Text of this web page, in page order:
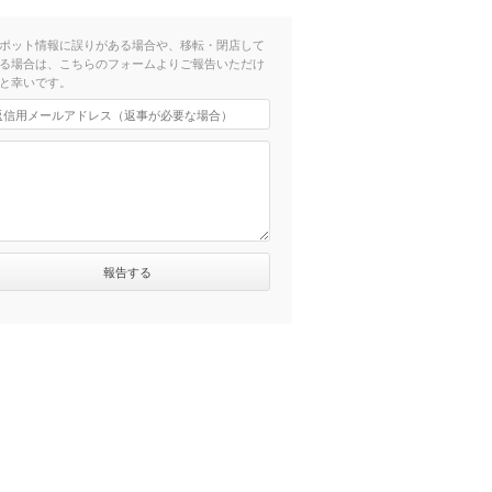
ット情報に誤りがある場合や、移転・閉店して
場合は、こちらのフォームよりご報告いただけ
幸いです。